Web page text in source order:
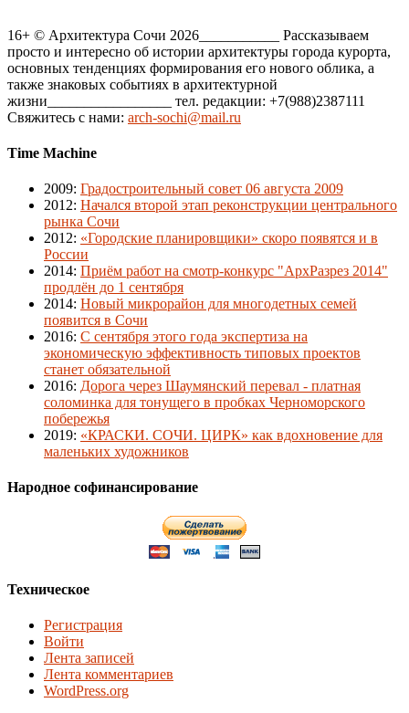
16+ © Архитектура Сочи 2026___________ Рассказываем
просто и интересно об истории архитектуры города курорта,
основных тенденциях формирования его нового облика, а
также знаковых событиях в архитектурной
жизни_________________ тел. редакции: +7(988)2387111
Свяжитесь с нами: arch-sochi@mail.ru
Time Machine
2009: Градостроительный совет 06 августа 2009
2012: Начался второй этап реконструкции центрального
рынка Сочи
2012: «Городские планировщики» скоро появятся и в
России
2014: Приём работ на смотр-конкурс "АрхРазрез 2014"
продлён до 1 сентября
2014: Новый микрорайон для многодетных семей
появится в Сочи
2016: С сентября этого года экспертиза на
экономическую эффективность типовых проектов
станет обязательной
2016: Дорога через Шаумянский перевал - платная
соломинка для тонущего в пробках Черноморского
побережья
2019: «КРАСКИ. СОЧИ. ЦИРК» как вдохновение для
маленьких художников
Народное софинансирование
Техническое
Регистрация
Войти
Лента записей
Лента комментариев
WordPress.org